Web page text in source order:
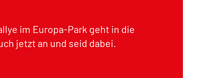
im Europa-Park geht in die
jetzt an und seid dabei.